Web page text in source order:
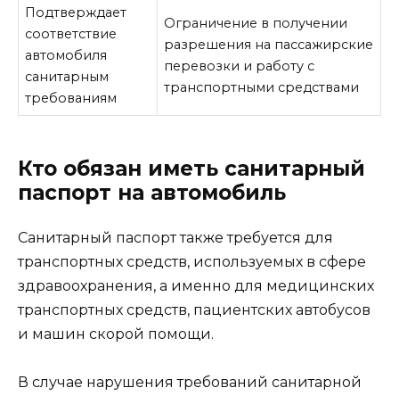
Подтверждает
соответствие
автомобиля
санитарным
требованиям
Ограничение в получении
разрешения на пассажирские
перевозки и работу с
транспортными средствами
Кто обязан иметь санитарный
паспорт на автомобиль
Санитарный паспорт также требуется для
транспортных средств, используемых в сфере
здравоохранения, а именно для медицинских
транспортных средств, пациентских автобусов
и машин скорой помощи.
В случае нарушения требований санитарной